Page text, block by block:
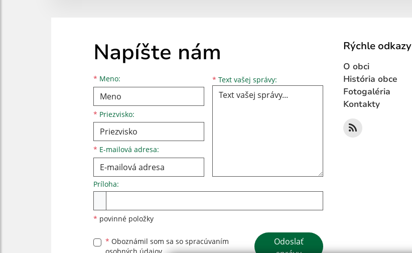
Napíšte nám
* Meno:
Meno
* Priezvisko:
Priezvisko
* E-mailová adresa:
E-mailová adresa * Text vašej správy: Text vašej správy...
Príloha:
* povinné položky
* Oboznámil som sa so spracúvaním
osobných údajov
Google reCaptcha Response
Odoslať
Rýchle odkazy
O obci
História obce
Fotogaléria
Kontakty